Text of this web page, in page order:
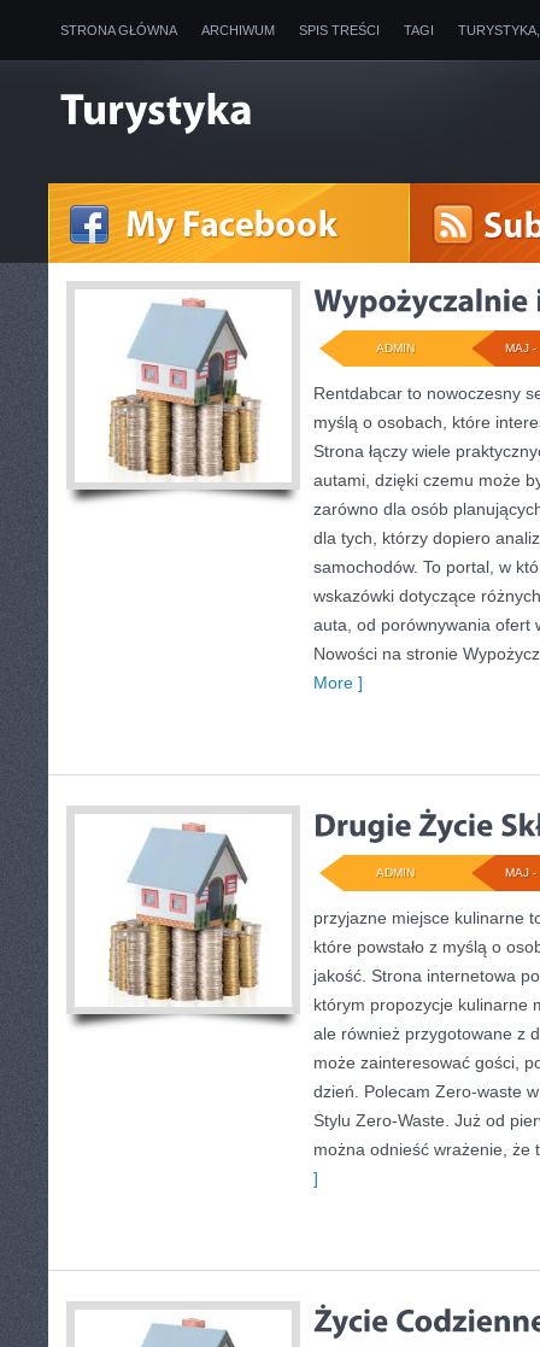
STRONA GŁÓWNA ARCHIWUM SPIS TREŚCI TAGI
MAJ -
ADMIN
Rentdabcar to nowoczesny
myślą o osobach, które
Strona łączy wiele
autami, dzięki czemu może
zarówno dla osób
dla tych, którzy dopiero
samochodów. To portal, w
wskazówki dotyczące
auta, od porównywania ofert
Nowości na stronie
More ]
MAJ -
ADMIN
przyjazne miejsce kulinarne
które powstało z myślą o
jakość. Strona internetowa
którym propozycje kulinarne
ale również przygotowane z
może zainteresować gości,
dzień. Polecam Zero-waste
Stylu Zero-Waste. Już od
można odnieść wrażenie, że
]